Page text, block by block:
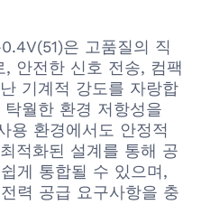
은 고품질의 직
안전한 신호 전송, 컴팩
기계적 강도를 자랑합
월한 환경 저항성을
용 환경에서도 안정적
적화된 설계를 통해 공
게 통합될 수 있으며,
력 공급 요구사항을 충